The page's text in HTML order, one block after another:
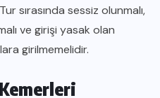
sırasında sessiz olunmalı,
ve girişi yasak olan
girilmemelidir.